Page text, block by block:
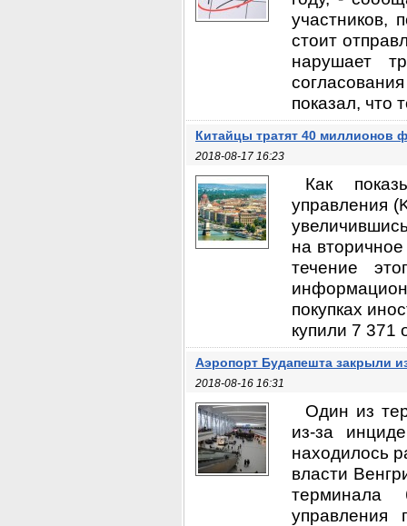
участников,
стоит
нарушает
показал, что
Китайцы тратят 40 миллионов
2018-08-17 16:23
Как
управления
на
течение
покупках
купили 7 371
Аэропорт Будапешта закрыли
2018-08-16 16:31
Один из
из-за
находилось
власти
терминала
управления